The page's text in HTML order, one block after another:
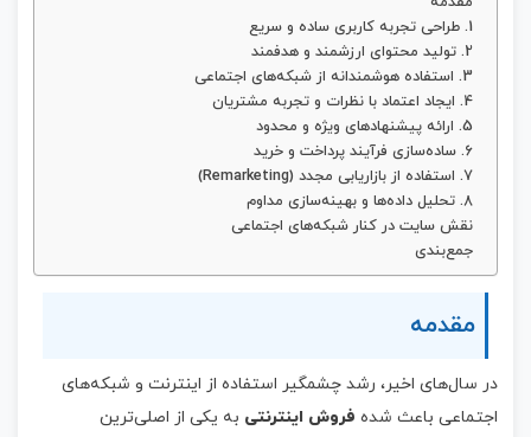
1. طراحی تجربه کاربری ساده و سریع
2. تولید محتوای ارزشمند و هدفمند
3. استفاده هوشمندانه از شبکه‌های اجتماعی
4. ایجاد اعتماد با نظرات و تجربه مشتریان
5. ارائه پیشنهادهای ویژه و محدود
6. ساده‌سازی فرآیند پرداخت و خرید
7. استفاده از بازاریابی مجدد (Remarketing)
8. تحلیل داده‌ها و بهینه‌سازی مداوم
نقش سایت در کنار شبکه‌های اجتماعی
جمع‌بندی
مقدمه
در سال‌های اخیر، رشد چشمگیر استفاده از اینترنت و شبکه‌های
اجتماعی باعث شده فروش اینترنتی به یکی از اصلی‌ترین